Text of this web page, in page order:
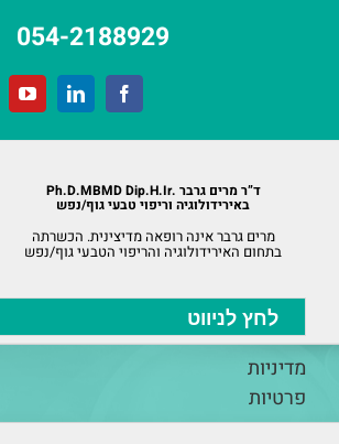
054-2188929
Facebook
LinkedIn
ד”ר מרים גרבר .Ph.D.MBMD Dip.H.Ir
באירידולוגיה וריפוי טבעי גוף/נפש
מרים גרבר אינה רופאה מדיצינית. הכשרתה
בתחום האירידולוגיה והריפוי הטבעי גוף/נפש
מדיניות
פרטיות